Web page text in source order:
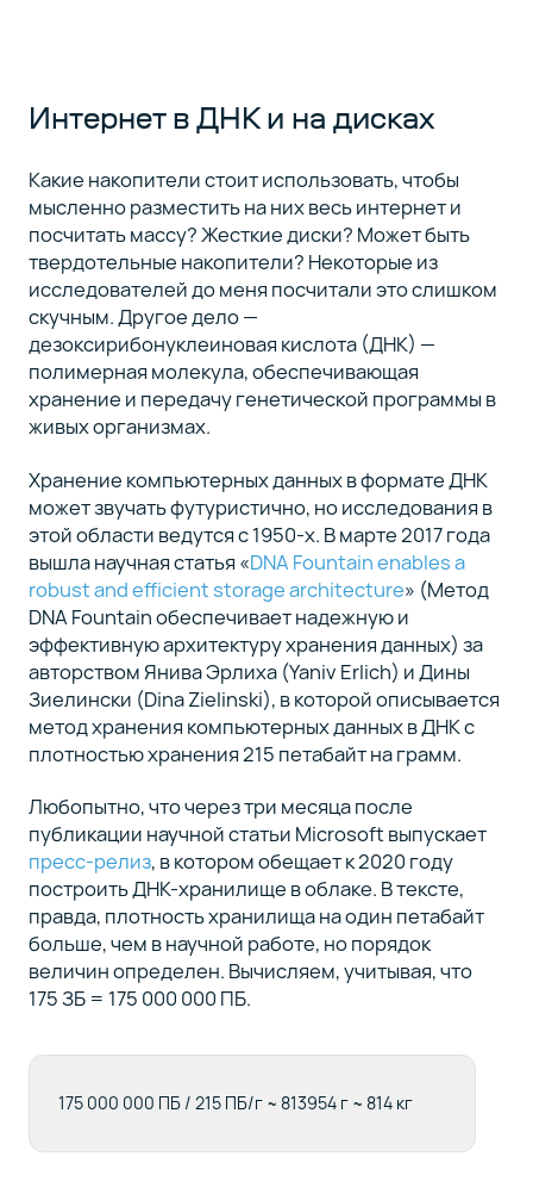
Интернет в ДНК и на дисках
Какие накопители стоит использовать, чтобы
мысленно разместить на них весь интернет и
посчитать массу? Жесткие диски? Может быть
твердотельные накопители? Некоторые из
исследователей до меня посчитали это слишком
скучным. Другое дело —
дезоксирибонуклеиновая кислота (ДНК) —
полимерная молекула, обеспечивающая
хранение и передачу генетической программы в
живых организмах.
Хранение компьютерных данных в формате ДНК
может звучать футуристично, но исследования в
этой области ведутся с 1950-х. В марте 2017 года
вышла научная статья «DNA Fountain enables a
robust and efficient storage architecture» (Метод
DNA Fountain обеспечивает надежную и
эффективную архитектуру хранения данных) за
авторством Янива Эрлиха (Yaniv Erlich) и Дины
Зиелински (Dina Zielinski), в которой описывается
метод хранения компьютерных данных в ДНК с
плотностью хранения 215 петабайт на грамм.
Любопытно, что через три месяца после
публикации научной статьи Microsoft выпускает
пресс-релиз, в котором обещает к 2020 году
построить ДНК-хранилище в облаке. В тексте,
правда, плотность хранилища на один петабайт
больше, чем в научной работе, но порядок
величин определен. Вычисляем, учитывая, что
175 ЗБ = 175 000 000 ПБ.
175 000 000 ПБ / 215 ПБ/г ~ 813954 г ~ 814 кг